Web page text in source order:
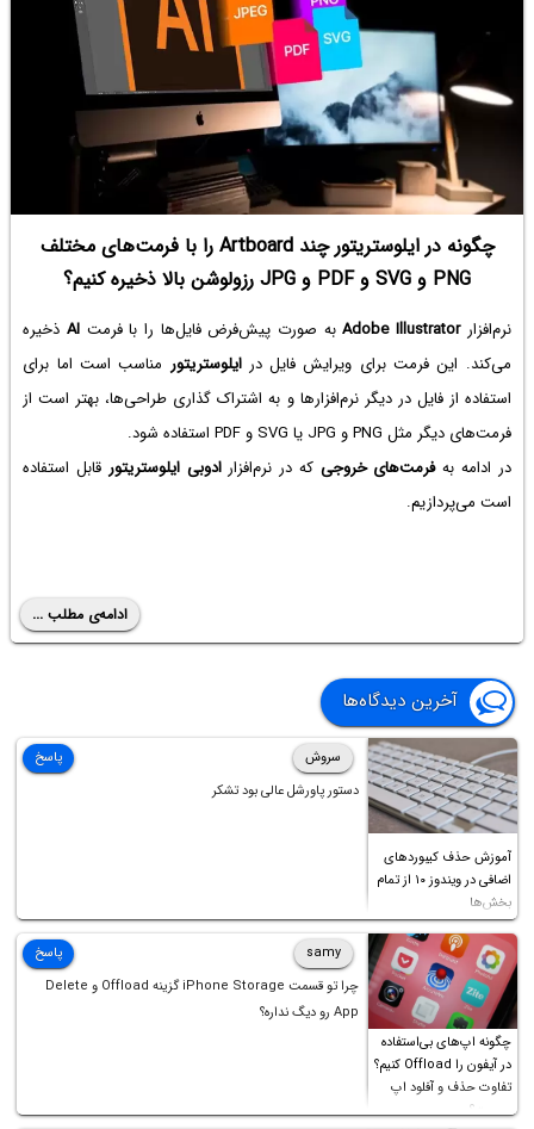
چگونه در ایلوستریتور چند Artboard را با فرمت‌های مختلف
PNG‌ و SVG و PDF و JPG رزولوشن بالا ذخیره کنیم؟
نرم‌افزارAdobe Illustratorبه صورت پیش‌فرض فایل‌ها را با فرمت AIذخیره
می‌کند. این فرمت برای ویرایش فایل درایلوستریتور مناسب است اما برای
استفاده از فایل در دیگر نرم‌افزارها و به اشتراک گذاری طراحی‌ها، بهتر است از
فرمت‌های دیگر مثل PNG و JPG یا SVG و PDF استفاده شود.
در ادامه بهفرمت‌های خروجی که در نرم‌افزارادوبی ایلوستریتور قابل استفاده
است می‌پردازیم.
ادامه‌ی مطلب ...
آخرین دیدگاه‌ها
آموزش حذف کیبوردهای
اضافی در ویندوز ۱۰ از تمام
بخش‌ها
سروش
دستور پاورشل عالی بود تشکر
پاسخ
چگونه اپ‌های بی‌استفاده
در آیفون را Offload کنیم؟
تفاوت حذف و آفلود اپ
چیست؟
samy
چرا تو قسمت iPhone Storage گزینه Offload و Delete
App رو دیگ نداره؟
پاسخ